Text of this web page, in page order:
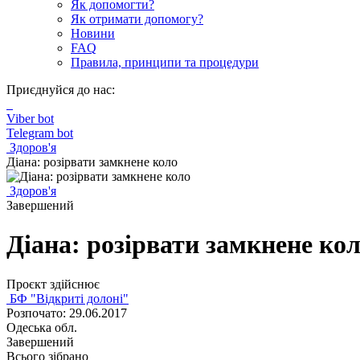
Як допомогти?
Як отримати допомогу?
Новини
FAQ
Правила, принципи та процедури
Приєднуйся до нас:
Viber bot
Telegram bot
Здоров'я
Діана: розірвати замкнене коло
Здоров'я
Завершений
Діана: розірвати замкнене
Проєкт здійснює
БФ "Відкриті долоні"
Розпочато: 29.06.2017
Одеська обл.
Завершений
Всього зібрано